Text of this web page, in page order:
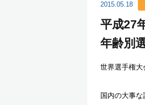
2015.05.18
平成27
年齢別
世界選手権
国内の大事な